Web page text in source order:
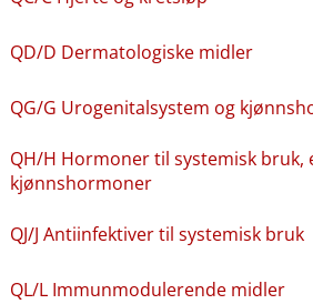
QD​/​D Dermatologiske midler
QG​/​G Urogenitalsystem og
QH​/​H Hormoner til systemisk bruk,
kjønnshormoner
QJ​/​J Antiinfektiver til systemisk bruk
QL​/​L Immunmodulerende midler